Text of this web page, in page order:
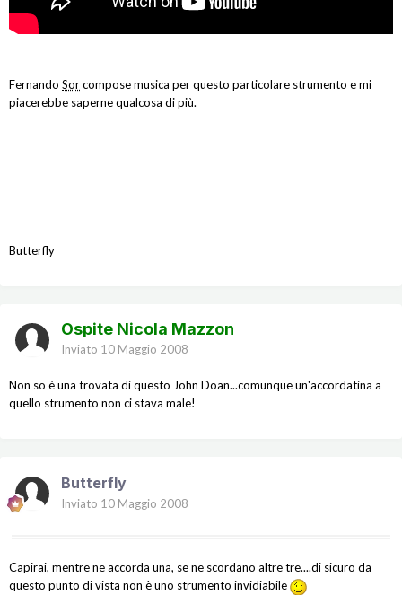
Fernando Sorcompose musica per questo particolare strumento e mi
piacerebbe saperne qualcosa di più.
Butterfly
Ospite Nicola Mazzon
Inviato 10 Maggio 2008
Non so è una trovata di questo John Doan...comunque un'accordatina a
quello strumento non ci stava male!
Butterfly
Inviato 10 Maggio 2008
Capirai, mentre ne accorda una, se ne scordano altre tre....di sicuro da
questo punto di vista non è uno strumento invidiabile